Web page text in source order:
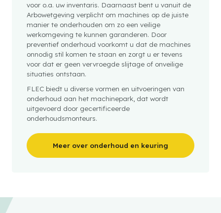
voor o.a. uw inventaris. Daarnaast bent u vanuit de
Arbowetgeving verplicht om machines op de juiste
manier te onderhouden om zo een veilige
werkomgeving te kunnen garanderen. Door
preventief onderhoud voorkomt u dat de machines
onnodig stil komen te staan en zorgt u er tevens
voor dat er geen vervroegde slijtage of onveilige
situaties ontstaan.
FLEC biedt u diverse vormen en uitvoeringen van
onderhoud aan het machinepark, dat wordt
uitgevoerd door gecertificeerde
onderhoudsmonteurs.
Meer over onderhoud en keuring